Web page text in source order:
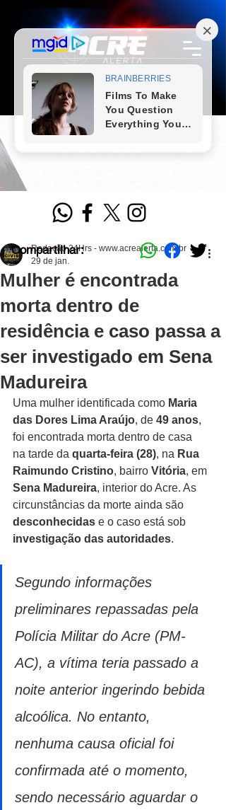
Mulher é encontrada
morta dentro de
residência e caso passa a
ser investigado em Sena
Madureira
Redação 24Hrs - www.acrealerta.com.br
29 de jan.
Uma mulher identificada como Maria
das Dores Lima Araújo, de 49 anos,
foi encontrada morta dentro de casa
na tarde da quarta-feira (28), na Rua
Raimundo Cristino, bairro Vitória, em
Sena Madureira, interior do Acre. As
circunstâncias da morte ainda são
desconhecidas e o caso está sob
investigação das autoridades.
Segundo informações
preliminares repassadas pela
Polícia Militar do Acre (PM-
AC), a vítima teria passado a
noite anterior ingerindo bebida
alcoólica. No entanto,
nenhuma causa oficial foi
confirmada até o momento,
sendo necessário aguardar o
Compartilhar: